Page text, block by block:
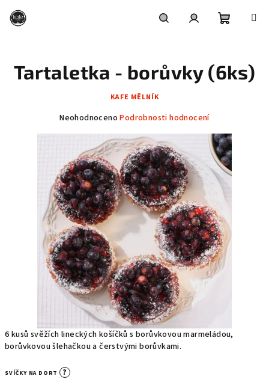
obsah
košík
6 kusů svěžích lineckých košíčků s borůvkovou marmeládou,
borůvkovou šlehačkou a čerstvými borůvkami.
SVÍČKY NA DORT ?
Tartaletka - borůvky (6ks)
KAFE MĚLNÍK
Průměrné
0,0
z
5
hvězdiček.
Neohodnoceno Podrobnosti hodnocení